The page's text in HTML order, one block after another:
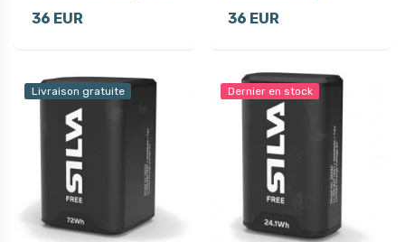
36 EUR 36 EUR
Livraison gratuite Dernier en stock